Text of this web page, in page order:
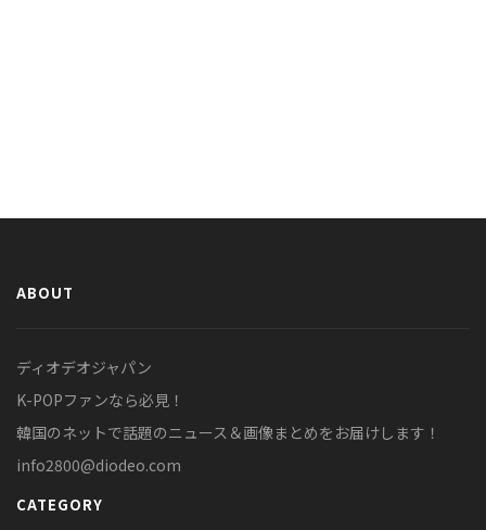
ABOUT
ディオデオジャパン
K-POPファンなら必見！
韓国のネットで話題のニュース＆画像まとめをお届けします！
info2800@diodeo.com
CATEGORY